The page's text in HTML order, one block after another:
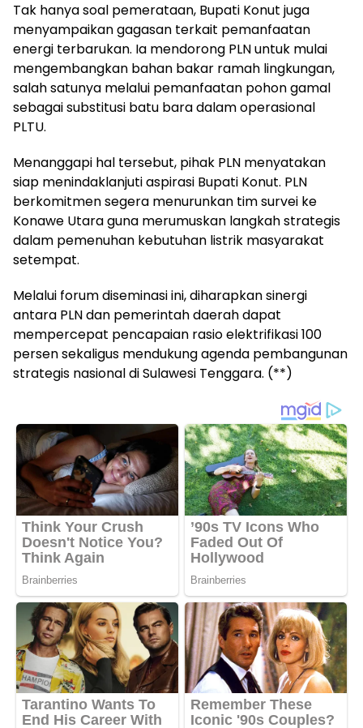
Tak hanya soal pemerataan, Bupati Konut juga
menyampaikan gagasan terkait pemanfaatan
energi terbarukan. Ia mendorong PLN untuk mulai
mengembangkan bahan bakar ramah lingkungan,
salah satunya melalui pemanfaatan pohon gamal
sebagai substitusi batu bara dalam operasional
PLTU.
Menanggapi hal tersebut, pihak PLN menyatakan
siap menindaklanjuti aspirasi Bupati Konut. PLN
berkomitmen segera menurunkan tim survei ke
Konawe Utara guna merumuskan langkah strategis
dalam pemenuhan kebutuhan listrik masyarakat
setempat.
Melalui forum diseminasi ini, diharapkan sinergi
antara PLN dan pemerintah daerah dapat
mempercepat pencapaian rasio elektrifikasi 100
persen sekaligus mendukung agenda pembangunan
strategis nasional di Sulawesi Tenggara. (**)